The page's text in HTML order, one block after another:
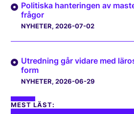
Politiska hanteringen av
frågor
NYHETER, 2026-07-02
Utredning går vidare med
form
NYHETER, 2026-06-29
MEST LÄST: